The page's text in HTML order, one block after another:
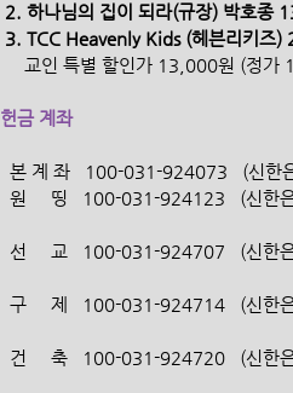
2. 하나님의 집이 되라(규장) 박호종
3. TCC Heavenly Kids (헤븐리키즈)
교인 특별 할인가 13,000원 (정
헌금 계좌
본 계 좌   100-031-924073   (신
원     띵   100-031-924123   (신
선     교   100-031-924707   (신
구     제   100-031-924714   (신
건     축   100-031-924720   (신